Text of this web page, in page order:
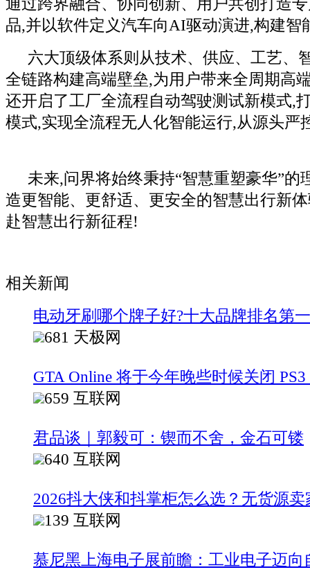
通过跨界融合、协同创新、用户共创打造
品,并以软件定义汽车向AI驱动演进,构建智
六大顶级体系则从技术、供应、工艺、
全链路构建高端壁垒,为用户带来全周期高
还开启了工厂全流程自动驾驶测试新模式,
模式,实现全流程无人化智能运行,从源头严
未来,问界将始终秉持“智慧重塑豪华”的
造更智能、更舒适、更安全的智慧出行新
赴智慧出行新征程!
相关新闻
电动牙刷哪个牌子好?十大品牌排名第
681 天极网
GTA Online 将于今年晚些时候关闭
659 互联网
君品谈｜郭毅可：锲而不舍，金石可镂
640 互联网
2026抖大侠和抖掌柜怎么选？无货源
139 互联网
慕尼黑上海电子展前瞻：工业电子迈向